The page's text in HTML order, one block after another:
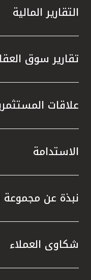
التقارير المالية
تقارير سوق
علاقات
الاستدامة
نبذة عن مجموعة
شكاوى العملاء